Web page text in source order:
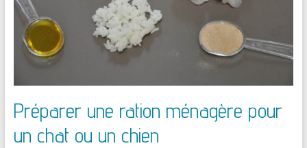
Préparer une ration ménagère pour
un chat ou un chien